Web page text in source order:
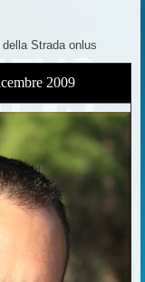
Strada onlus
2009